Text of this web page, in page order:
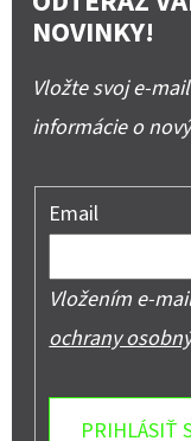
NOVINKY!
Vložte svoj e-
informácie o
Email
Vložením e-
ochrany
PRIHLÁSIŤ